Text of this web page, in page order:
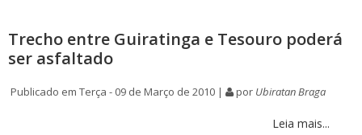
Trecho entre Guiratinga e Tesouro poderá
ser asfaltado
Publicado em Terça - 09 de Março de 2010 | por Ubiratan Braga
Leia mais...